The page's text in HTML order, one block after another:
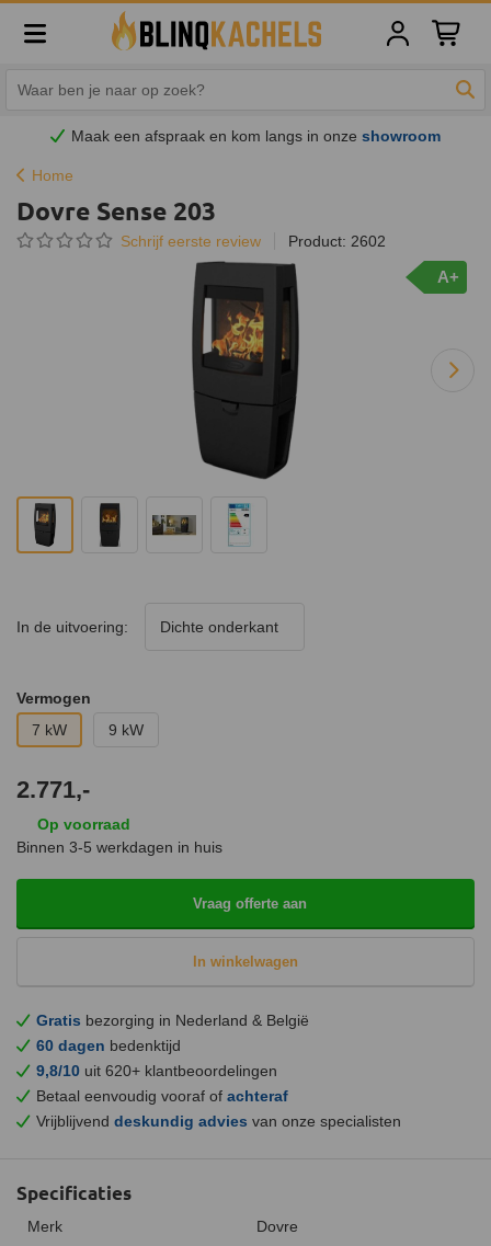
Maak een afspraak en kom langs in onzeshowroom
Home
Dovre Sense 203
Schrijf eerste review Product: 2602
A+
In de uitvoering: Dichte onderkant
Vermogen
7 kW
9 kW
2.771,-
Op voorraad
Binnen 3-5 werkdagen in huis
Vraag offerte aan
In winkelwagen
Gratis bezorging in Nederland & België
60 dagen bedenktijd
9,8/10 uit 620+ klantbeoordelingen
Betaal eenvoudig vooraf of achteraf
Vrijblijvend deskundig advies van onze specialisten
Specificaties
Merk Dovre